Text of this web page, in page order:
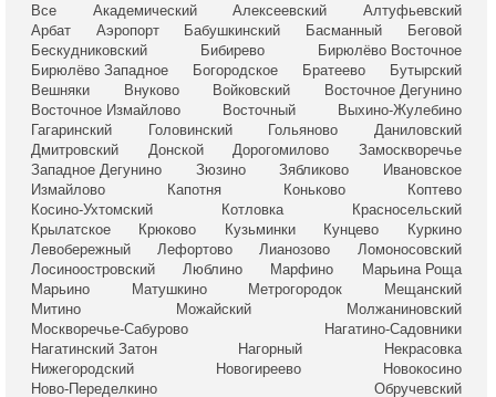
Все Академический Алексеевский
Алтуфьевский
Арбат
Аэропорт Бабушкинский Басманный
Беговой
Бескудниковский
Бибирево
Бирюлёво Восточное
Бирюлёво Западное
Богородское Братеево
Бутырский
Вешняки
Внуково Войковский
Восточное Дегунино
Восточное Измайлово
Восточный
Выхино-Жулебино
Гагаринский
Головинский Гольяново
Даниловский
Дмитровский
Донской Дорогомилово
Замоскворечье
Западное Дегунино
Зюзино Зябликово
Ивановское
Измайлово
Капотня Коньково
Коптево
Косино-Ухтомский
Котловка
Красносельский
Крылатское
Крюково Кузьминки Кунцево
Куркино
Левобережный
Лефортово Лианозово
Ломоносовский
Лосиноостровский
Люблино Марфино
Марьина Роща
Марьино
Матушкино Метрогородок
Мещанский
Митино
Можайский
Молжаниновский
Москворечье-Сабурово
Нагатино-Садовники
Нагатинский Затон
Нагорный
Некрасовка
Нижегородский
Новогиреево
Новокосино
Ново-Переделкино
Обручевский